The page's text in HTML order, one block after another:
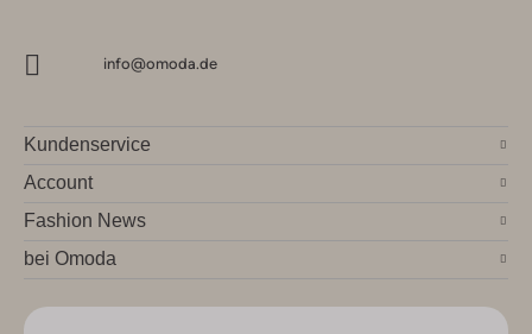
info@omoda.de
Kundenservice
Account
Fashion News
bei Omoda